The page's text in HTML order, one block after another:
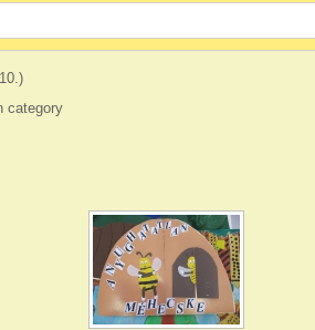
category